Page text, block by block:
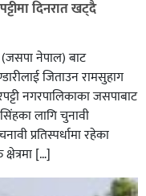
दिनरात खट्दै
(जसपा नेपाल) बाट
जिताउन रामसुहाग
नगरपालिकाका जसपाबाट
लागि चुनावी
प्रतिस्पर्धामा रहेका
[…]